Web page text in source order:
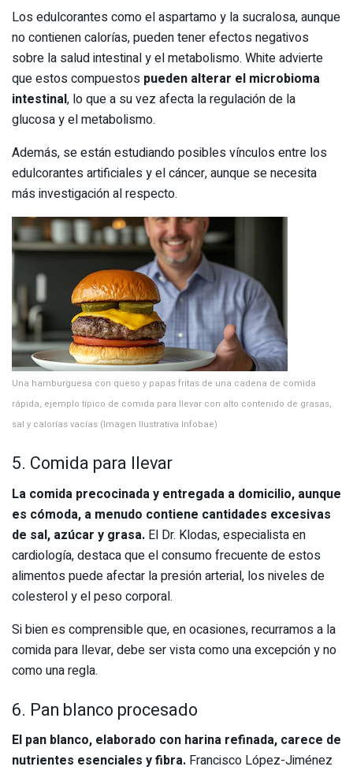
Los edulcorantes como el aspartamo y la sucralosa, aunque
no contienen calorías, pueden tener efectos negativos
sobre la salud intestinal y el metabolismo. White advierte
que estos compuestos pueden alterar el microbioma
intestinal, lo que a su vez afecta la regulación de la
glucosa y el metabolismo.
Además, se están estudiando posibles vínculos entre los
edulcorantes artificiales y el cáncer, aunque se necesita
más investigación al respecto.
Una hamburguesa con queso y papas fritas de una cadena de comida
rápida, ejemplo típico de comida para llevar con alto contenido de grasas,
sal y calorías vacías (Imagen Ilustrativa Infobae)
5. Comida para llevar
La comida precocinada y entregada a domicilio, aunque
es cómoda, a menudo contiene cantidades excesivas
de sal, azúcar y grasa. El Dr. Klodas, especialista en
cardiología, destaca que el consumo frecuente de estos
alimentos puede afectar la presión arterial, los niveles de
colesterol y el peso corporal.
Si bien es comprensible que, en ocasiones, recurramos a la
comida para llevar, debe ser vista como una excepción y no
como una regla.
6. Pan blanco procesado
El pan blanco, elaborado con harina refinada, carece de
nutrientes esenciales y fibra. Francisco López-Jiménez